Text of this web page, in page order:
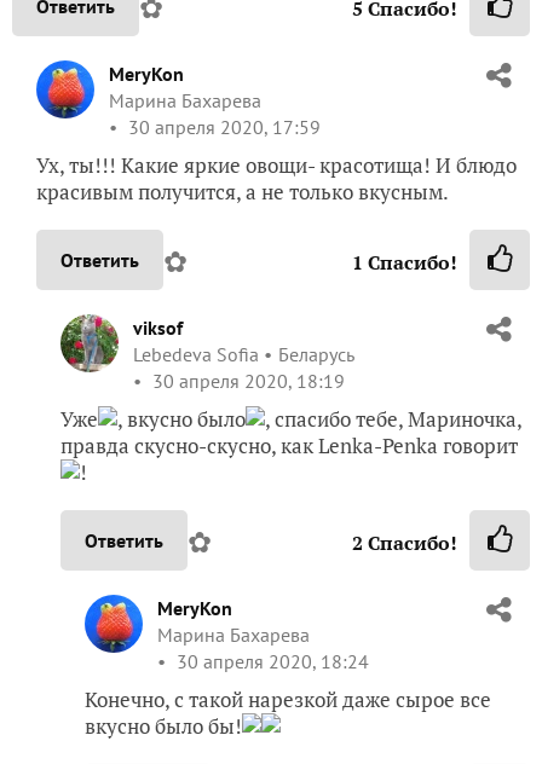
Ответить ✿ 5
MeryKon
Марина Бахарева
Ух, ты!!! Какие яркие овощи- красотища! И блюдо
красивым получится, а не только вкусным.
Ответить ✿
Lebedeva Sofia
Беларусь
30 апреля 2020, 18:19